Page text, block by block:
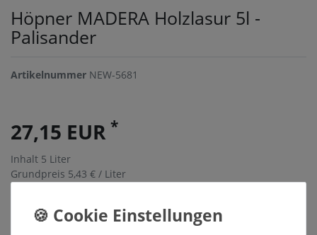
Höpner MADERA Holzlasur 5l -
Palisander
Artikelnummer NEW-5681
27,15 EUR *
Inhalt 5 Liter
Grundpreis 5,43 € / Liter